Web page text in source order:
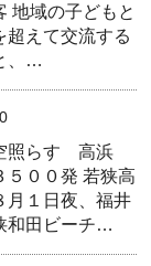
地域の子どもと
超えて交流する
、…
照らす 高浜
５００発 若狭高
月１日夜、福井
和田ビーチ…